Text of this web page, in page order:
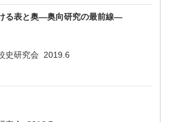
る表と奥―奥向研究の最前線―
史研究会 2019.6